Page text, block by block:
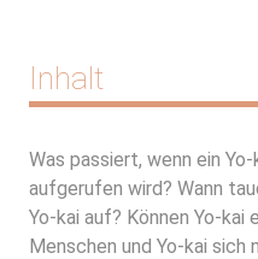
Inhalt
Was passiert, wenn ein
aufgerufen wird? Wann
Yo-kai auf? Können Yo-
Menschen und Yo-kai sich